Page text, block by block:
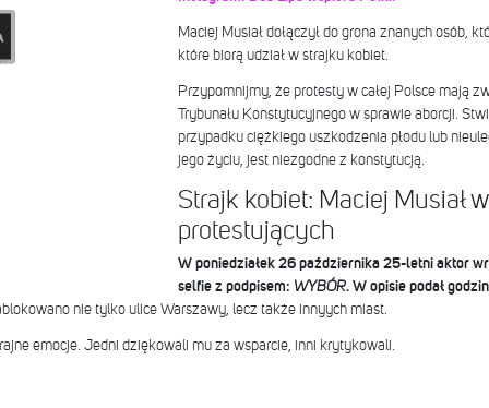
Maciej Musiał dołączył do grona znanych osób,
które biorą udział w strajku kobiet.
Przypomnijmy, że protesty w całej Polsce mają
Trybunału Konstytucyjnego w sprawie aborcji.
przypadku ciężkiego uszkodzenia płodu lub
jego życiu, jest niezgodne z konstytucją.
Strajk kobiet: Maciej Musiał
protestujących
W poniedziałek 26 października 25-letni aktor
selfie z podpisem: WYBÓR. W opisie podał
nie tylko ulice Warszawy, lecz także innyych miast.
emocje. Jedni dziękowali mu za wsparcie, inni krytykowali.